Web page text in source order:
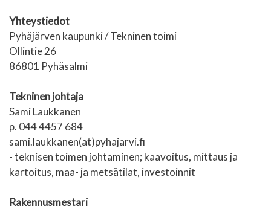
Yhteystiedot
Pyhäjärven kaupunki / Tekninen toimi
Ollintie 26
86801 Pyhäsalmi
Tekninen johtaja
Sami Laukkanen
p. 044 4457 684
sami.laukkanen(at)pyhajarvi.fi
- teknisen toimen johtaminen; kaavoitus, mittaus ja
kartoitus, maa- ja metsätilat, investoinnit
Rakennusmestari